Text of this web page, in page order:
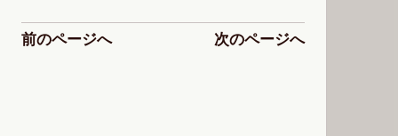
前のページへ 次のページへ